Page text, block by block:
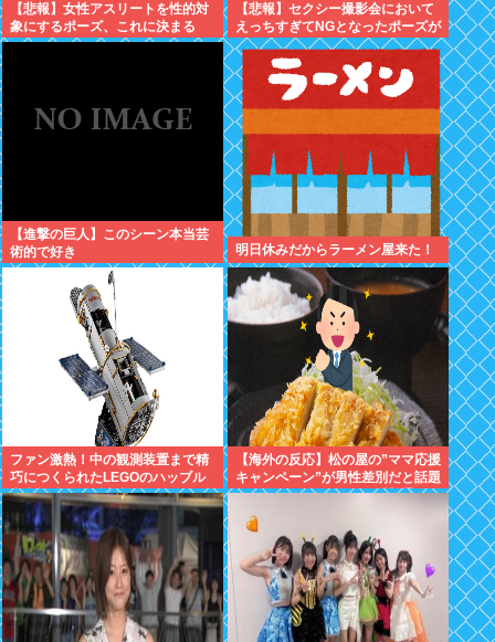
【悲報】女性アスリートを性的対
象にするポーズ、これに決まる
【悲報】セクシー撮影会において
えっちすぎてNGとなったポーズが
こちらwww
【進撃の巨人】このシーン本当芸
術的で好き
明日休みだからラーメン屋来た！
ファン激熱！中の観測装置まで精
巧につくられたLEGOのハッブル
宇宙望遠鏡が販売中
【海外の反応】松の屋の”ママ応援
キャンペーン”が男性差別だと話題
になっているらしい → 「普通
に”家族割”にしたらよかったのに
な」「こんなのにイライラできる
って幸せな人生を送ってるよな」